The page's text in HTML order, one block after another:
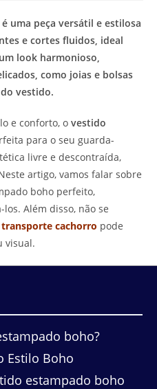
uma peça versátil e estilosa
e cortes fluidos, ideal
look harmonioso,
como joias e bolsas
vestido.
e conforto, o vestido
para o seu guarda-
livre e descontraída,
artigo, vamos falar sobre
boho perfeito,
Além disso, não se
cachorro pode
visual.
boho?
Estilo Boho
estampado boho